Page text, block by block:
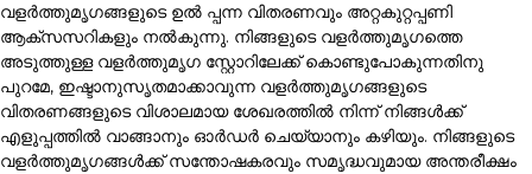
വളർത്തുമൃഗങ്ങളുടെ ഉൽ പ്പന്ന വിതരണവും അറ്റകുറ്റപ്പണി
ആക്സസറികളും നൽകുന്നു. നിങ്ങളുടെ വളർത്തുമൃഗത്തെ
അടുത്തുള്ള വളർത്തുമൃഗ സ്റ്റോറിലേക്ക് കൊണ്ടുപോകുന്നതിനു
പുറമേ, ഇഷ്ടാനുസൃതമാക്കാവുന്ന വളർത്തുമൃഗങ്ങളുടെ
വിതരണങ്ങളുടെ വിശാലമായ ശേഖരത്തിൽ നിന്ന് നിങ്ങൾക്ക്
എളുപ്പത്തിൽ വാങ്ങാനും ഓർഡർ ചെയ്യാനും കഴിയും. നിങ്ങളുടെ
വളർത്തുമൃഗങ്ങൾക്ക് സന്തോഷകരവും സമൃദ്ധവുമായ അന്തരീക്ഷം